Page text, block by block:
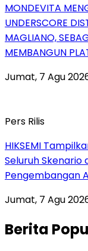
MONDEVITA
UNDERSCORE
MAGLIANO,
MEMBANGUN
Jumat, 7 Agu
Pers Rilis
HIKSEMI
Seluruh Skenario
Pengembangan
Jumat, 7 Agu
Berita